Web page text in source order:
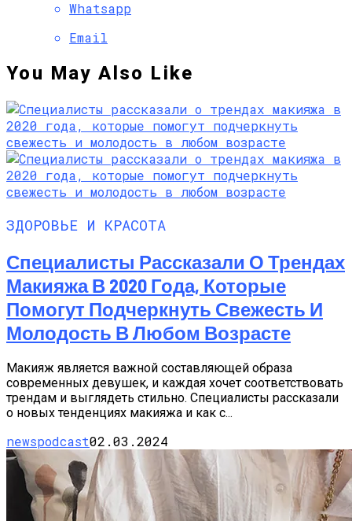
Whatsapp
Email
You May Also Like
ЗДОРОВЬЕ И КРАСОТА
Специалисты Рассказали О Трендах
Макияжа В 2020 Года, Которые
Помогут Подчеркнуть Свежесть И
Молодость В Любом Возрасте
Макияж является важной составляющей образа
современных девушек, и каждая хочет соответствовать
трендам и выглядеть стильно. Специалисты рассказали
о новых тенденциях макияжа и как с...
newspodcast02.03.2024